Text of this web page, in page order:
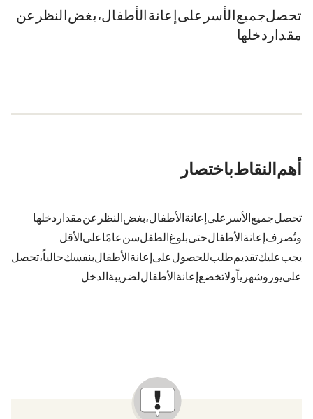
تحصل جميع الأسر على إعانة الأطفال، بغض النظر عن
مقدار دخلها.
أهم النقاط باختصار
تحصل جميع الأسر على إعانة الأطفال، بغض النظر عن مقدار دخلها.
وتُصرف إعانة الأطفال حتى بلوغ الطفل سن 18 عامًا على الأقل.
يجب عليك تقديم طلب للحصول على إعانة الأطفال بنفسك. حالياً، تحصل
على 259 يورو شهرياً. ولا تخضع إعانة الأطفال لضريبة الدخل.